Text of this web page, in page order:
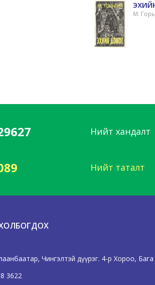
М.
Нийт хандалт
Нийт таталт
Чингэлтэй дүүрэг. 4-р Хороо, Бага
3622